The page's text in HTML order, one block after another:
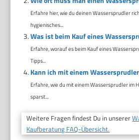
Erfahre hier, wie du deinen Wassersprudler
hygienisches...
Was ist beim Kauf eines
Erfahre, worauf es beim Kauf eines
Tipps...
Kann ich mit einem
Erfahre, wie du mit einem Wassersprudler im
sparst...
Weitere Fragen findest Du in unserer
Kaufberatung FAQ-Übersicht.